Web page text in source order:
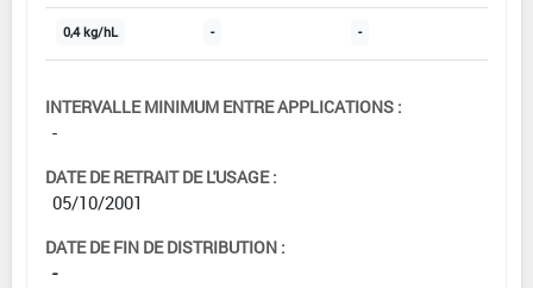
0,4 kg/hL - -
INTERVALLE MINIMUM ENTRE APPLICATIONS :
-
DATE DE RETRAIT DE L'USAGE :
05/10/2001
DATE DE FIN DE DISTRIBUTION :
-